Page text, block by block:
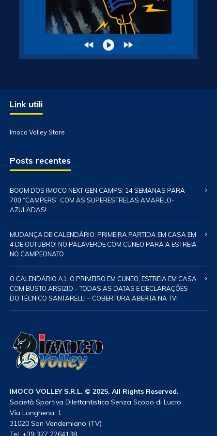
Link utili
Imoco Volley Store
Posts recentes
BOOM DOS IMOCO NEXT GEN CAMPS: 14 SEMANAS PARA
700 “CAMPERS” COM AS SUPERESTRELAS AMARELO-
AZULADAS!
MUDANÇA DE CALENDÁRIO: PRIMEIRA PARTIDA EM CASA EM
4 DE OUTUBRO! NO PALAVERDE COM CUNEO PARA A ESTREIA
NO CAMPEONATO
O CALENDÁRIO A1: O PRIMEIRO EM CUNEO, ESTREIA EM CASA
COM BUSTO ARSIZIO – TODAS AS DATAS E DECLARAÇÕES
DO TÉCNICO SANTARELLI – COBERTURA ABERTA NA TV!
IMOCO VOLLEY S.R.L. © 2025. All Rights Reserved.
Società Sportiva Dilettantistica Senza Scopo di Lucro
Via Longhena, 1
31020 San Vendemiano (TV)
Tel. +39 327 2264138